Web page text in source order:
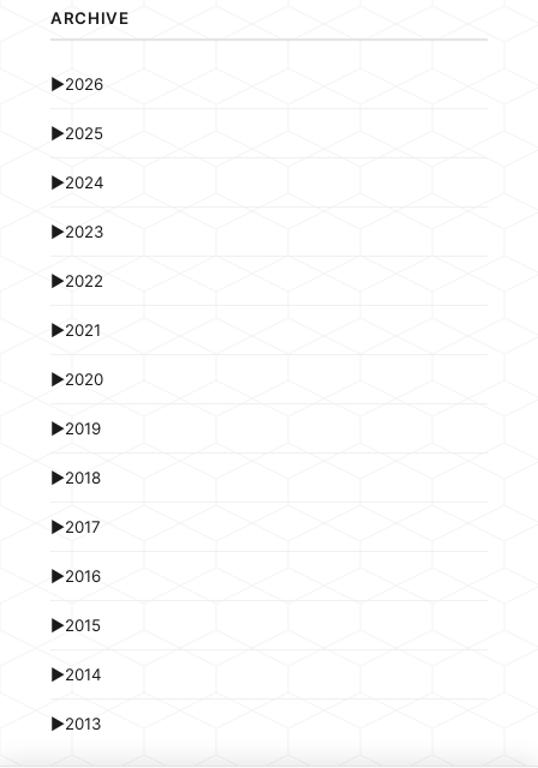
ARCHIVE
►2026
►2025
►2024
►2023
►2022
►2021
►2020
►2019
►2018
►2017
►2016
►2015
►2014
►2013